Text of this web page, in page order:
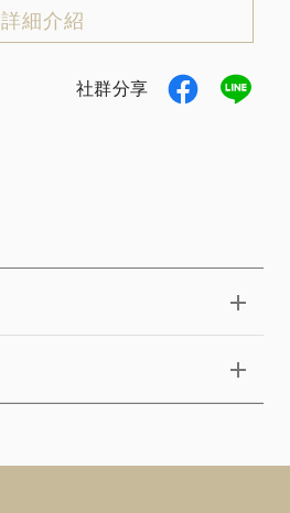
詳細介紹
社群分享